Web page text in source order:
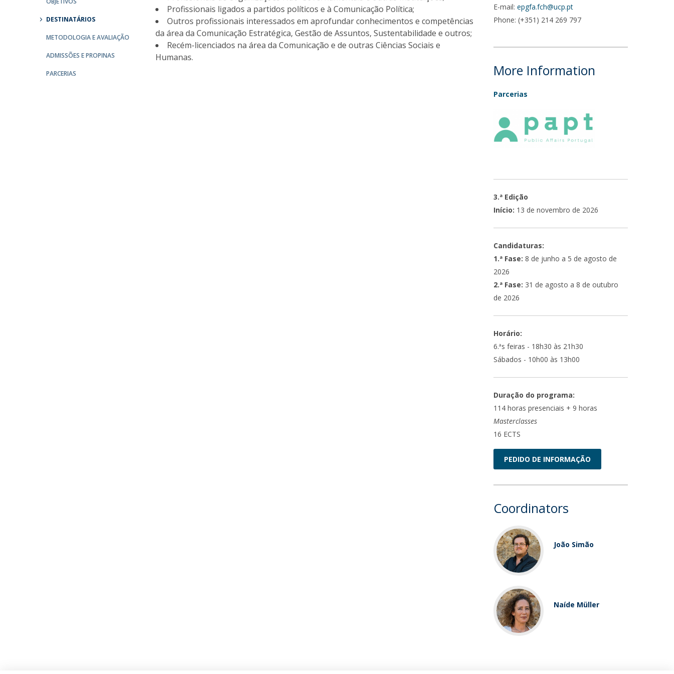
MYFCH PhDs
Católica Research Centre for Psychological, Family and
Social Wellbeing
DESTINATÁRIOS
METODOLOGIA E AVALIAÇÃO
ADMISSÕES E PROPINAS
PARCERIAS
Profissionais ligados a partidos políticos e à Comunicação Política;
Outros profissionais interessados em aprofundar conhecimentos e competências
da área da Comunicação Estratégica, Gestão de Assuntos, Sustentabilidade e outros;
Recém-licenciados na área da Comunicação e de outras Ciências Sociais e
Humanas.
E-mail:epgfa.fch@ucp.pt
Phone: (+351) 214 269 797
More Information
Parcerias
3.ª Edição
Início: 13 de novembro de 2026
Candidaturas:
1.ª Fase:8 de junho a 5 de agosto de
2026
2.ª Fase: 31 de agosto a 8 de outubro
de 2026
Horário:
6.ªs feiras - 18h30 às 21h30
Sábados - 10h00 às 13h00
Duração do programa:
114 horas presenciais + 9 horas
Masterclasses
16 ECTS
PEDIDO DE INFORMAÇÃO
Coordinators
João Simão
Naíde Müller